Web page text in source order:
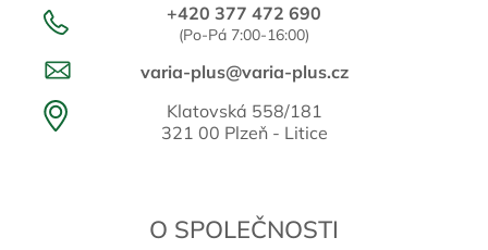
+420 377 472 690
(Po-Pá 7:00-16:00)
varia-plus@varia-plus.cz
Klatovská 558/181
321 00 Plzeň - Litice
O SPOLEČNOSTI